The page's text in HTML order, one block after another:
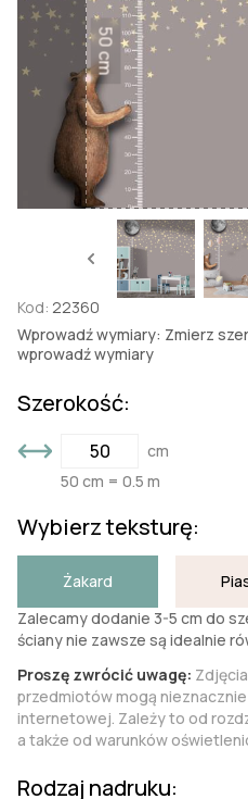
50 cm
Kod: 22360
Wprowadź wymiary: Zmierz
wprowadź wymiary
Szerokość:
cm
50 cm = 0.5 m
Wybierz teksturę:
Żakard
Zalecamy dodanie 3-5 cm do
ściany nie zawsze są idealnie
Proszę zwrócić uwagę:
przedmiotów mogą
internetowej. Zależy to od
a także od warunków
Rodzaj nadruku: